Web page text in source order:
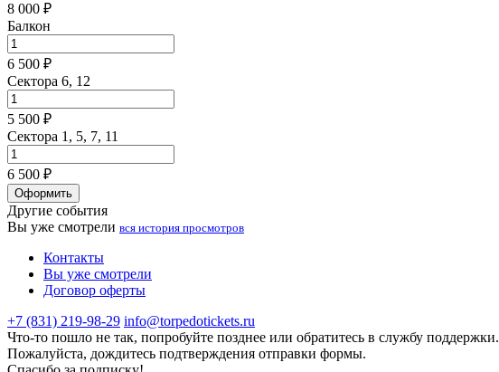
8 000 ₽
Балкон
6 500 ₽
Сектора 6, 12
5 500 ₽
Сектора 1, 5, 7, 11
6 500 ₽
Оформить
Другие события
Вы уже смотрели вся история просмотров
Контакты
Вы уже смотрели
Договор оферты
+7 (831) 219-98-29 info@torpedotickets.ru
Что-то пошло не так, попробуйте позднее или обратитесь в службу поддержки.
Пожалуйста, дождитесь подтверждения отправки формы.